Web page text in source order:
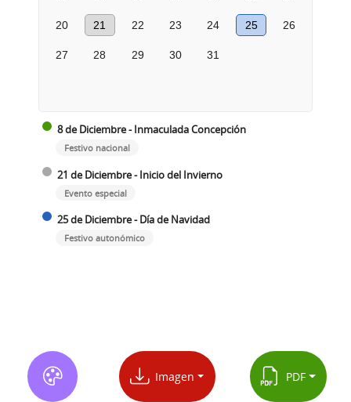
20 21 22 23 24 25 26
27 28 29 30 31
8 de Diciembre - Inmaculada Concepción
Festivo nacional
21 de Diciembre - Inicio del Invierno
Evento especial
25 de Diciembre - Día de Navidad
Festivo autonómico
Imagen PDF